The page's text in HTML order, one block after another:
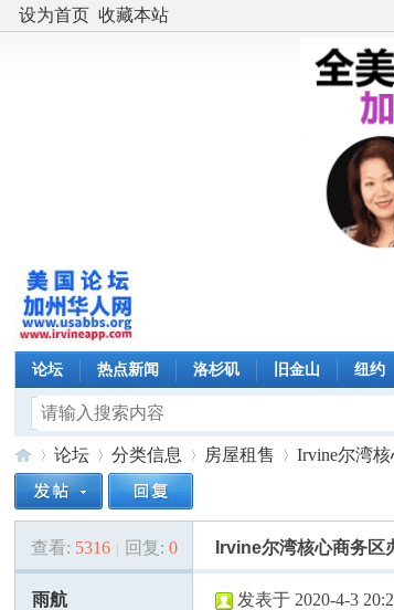
设为首页 收藏本站
论坛 热点新闻 洛杉矶 旧金山 纽约
美»
论坛
›
分类信息 房屋租售
›
Irvine尔湾
查看: 5316 | 回复: 0 Irvine尔湾核心商务区
雨航 发表于 2020-4-3